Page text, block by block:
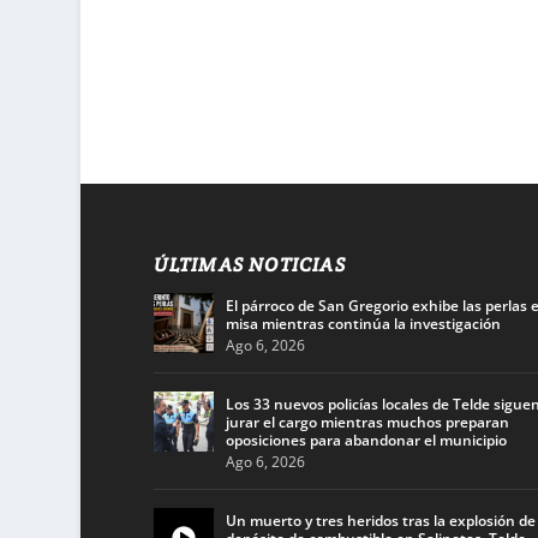
ÚLTIMAS NOTICIAS
El párroco de San Gregorio exhibe las perlas
misa mientras continúa la investigación
Ago 6, 2026
Los 33 nuevos policías locales de Telde
jurar el cargo mientras muchos preparan
oposiciones para abandonar el municipio
Ago 6, 2026
Un muerto y tres heridos tras la explosión